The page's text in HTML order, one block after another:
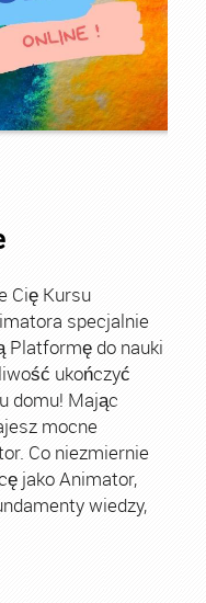
Cię Kursu
specjalnie
Platformę do nauki
ukończyć
domu! Mając
mocne
Co niezmiernie
jako Animator,
wiedzy,